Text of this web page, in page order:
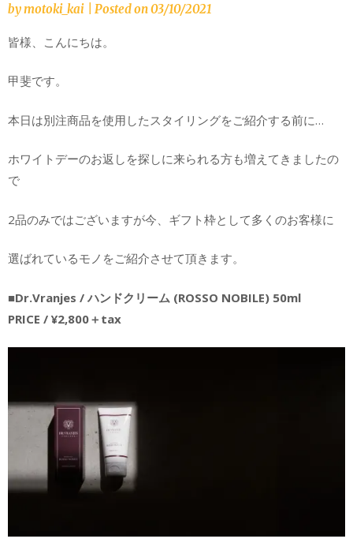
bymotoki_kai Posted on03/10/2021
皆様、こんにちは。
甲斐です。
本日は別注商品を使用したスタイリングをご紹介する前に…
ホワイトデーのお返しを探しに来られる方も増えてきましたの
で
2品のみではございますが今、ギフト枠として多くのお客様に
選ばれているモノをご紹介させて頂きます。
■Dr.Vranjes / ハンドクリーム (ROSSO NOBILE) 50ml
PRICE / ¥2,800＋tax